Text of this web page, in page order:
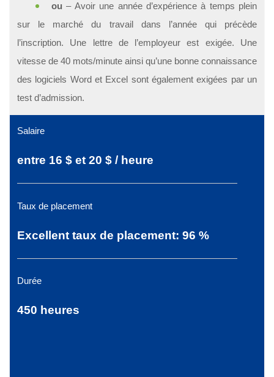
ou – Avoir une année d’expérience à temps plein
sur le marché du travail dans l’année qui précède
l’inscription. Une lettre de l’employeur est exigée. Une
vitesse de 40 mots/minute ainsi qu’une bonne connaissance
des logiciels Word et Excel sont également exigées par un
test d’admission.
Salaire
entre 16 $ et 20 $ / heure
Taux de placement
Excellent taux de placement: 96 %
Durée
450 heures